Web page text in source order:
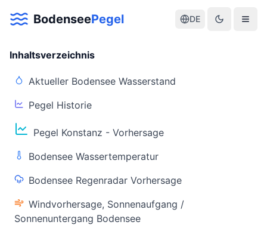
BodenseePegel DE
Inhaltsverzeichnis
Aktueller Bodensee Wasserstand
Pegel Historie
Pegel Konstanz - Vorhersage
Bodensee Wassertemperatur
Bodensee Regenradar Vorhersage
Windvorhersage, Sonnenaufgang /
Sonnenuntergang Bodensee
Aktuelle Warnlage Bodensee
Aktueller Bodensee Pegel & Wasserstand
Live-Daten
(Konstanz)
Wassertemperatur
(Friedrichshafen)